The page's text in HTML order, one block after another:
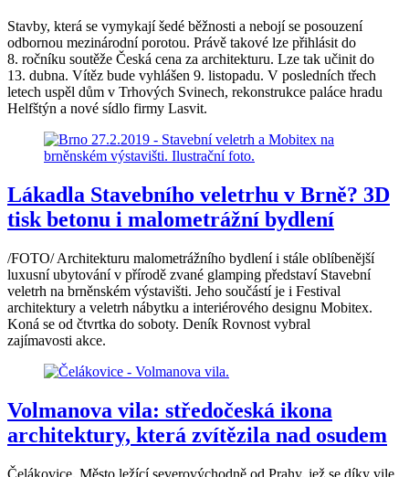
Stavby, která se vymykají šedé běžnosti a nebojí se posouzení
odbornou mezinárodní porotou. Právě takové lze přihlásit do
8. ročníku soutěže Česká cena za architekturu. Lze tak učinit do
13. dubna. Vítěz bude vyhlášen 9. listopadu. V posledních třech
letech uspěl dům v Trhových Svinech, rekonstrukce paláce hradu
Helfštýn a nové sídlo firmy Lasvit.
Lákadla Stavebního veletrhu v Brně? 3D
tisk betonu i malometrážní bydlení
/FOTO/ Architekturu malometrážního bydlení i stále oblíbenější
luxusní ubytování v přírodě zvané glamping představí Stavební
veletrh na brněnském výstavišti. Jeho součástí je i Festival
architektury a veletrh nábytku a interiérového designu Mobitex.
Koná se od čtvrtka do soboty. Deník Rovnost vybral
zajímavosti akce.
Volmanova vila: středočeská ikona
architektury, která zvítězila nad osudem
Čelákovice. Město ležící severovýchodně od Prahy, jež se díky vile